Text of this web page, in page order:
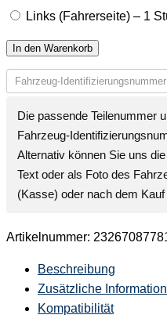
Links (Fahrerseite) – 1
In den Warenkorb
Die passende Teilenummer
Fahrzeug-
Alternativ können Sie uns die
Text oder als Foto des
(Kasse) oder nach dem
Artikelnummer:
Beschreibung
Zusätzliche
Kompatibilität